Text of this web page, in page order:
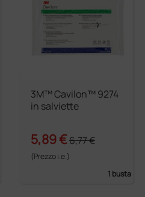
3M™ Cavilon™ 9274
in salviette
5,89 €6,77 €
(Prezzo i.e.)
1 busta